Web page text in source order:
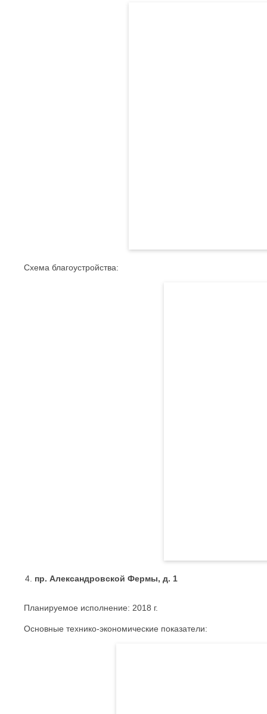
Схема благоустройства:
пр. Александровской Фермы, д. 1
Планируемое исполнение: 2018 г.
Основные технико-экономические показатели: